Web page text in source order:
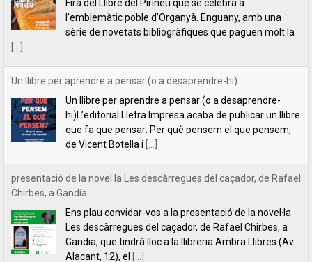
hi)L’editorial Lletra Impresa acaba de publicar un llibre
que fa que pensar: Per què pensem el que pensem,
de Vicent Botella i[...]
presentació de la novel·la Les descàrregues del caçador, de Rafael
Chirbes, a Gandia
Ens plau convidar-vos a la presentació de la novel·la
Les descàrregues del caçador, de Rafael Chirbes, a
Gandia, que tindrà lloc a la llibreria Ambra Llibres (Av.
Alacant, 12), el [...]
INDILLETRES 2023. CRÒNICA.
És el quart any que anem a l’Indilletres, la Fira del
Llibre d’Editorials Independents de la Bisbal
d’Empordà. Una cita literària que ens encanta i que,
per nosaltres, és com[...]